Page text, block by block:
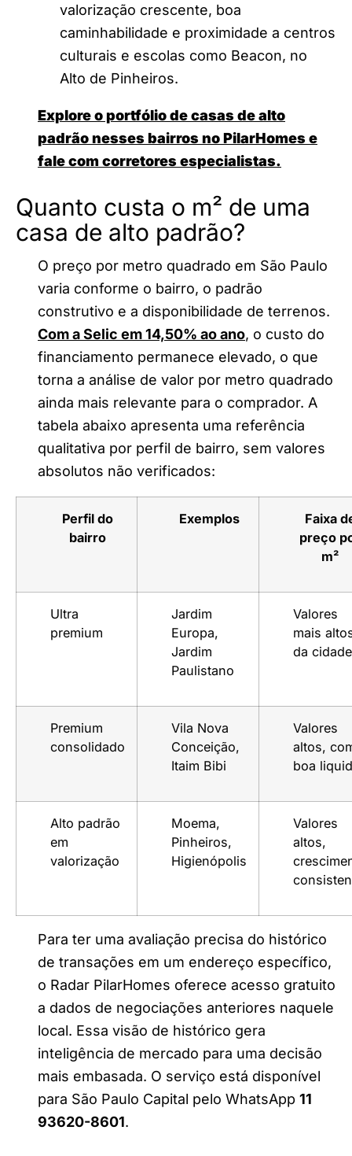
valorização crescente, boa
caminhabilidade e proximidade a centros
culturais e escolas como Beacon, no
Alto de Pinheiros.
Explore o portfólio de casas de alto
padrão nesses bairros no PilarHomes e
fale com corretores especialistas.
Quanto custa o m² de uma
casa de alto padrão?
O preço por metro quadrado em São Paulo
varia conforme o bairro, o padrão
construtivo e a disponibilidade de terrenos.
Com a Selic em 14,50% ao ano, o custo do
financiamento permanece elevado, o que
torna a análise de valor por metro quadrado
ainda mais relevante para o comprador. A
tabela abaixo apresenta uma referência
qualitativa por perfil de bairro, sem valores
absolutos não verificados:
Perfil do
bairro
Exemplos
Faixa
preço
m²
Ultra
premium
Jardim
Europa,
Jardim
Paulistano
Valores
mais
da cidade
Premium
consolidado
Vila Nova
Conceição,
Itaim Bibi
Valores
altos,
boa
Alto padrão
em
valorização
Moema,
Pinheiros,
Higienópolis
Valores
altos,
Para ter uma avaliação precisa do histórico
de transações em um endereço específico,
o Radar PilarHomes oferece acesso gratuito
a dados de negociações anteriores naquele
local. Essa visão de histórico gera
inteligência de mercado para uma decisão
mais embasada. O serviço está disponível
para São Paulo Capital pelo WhatsApp 11
93620-8601.